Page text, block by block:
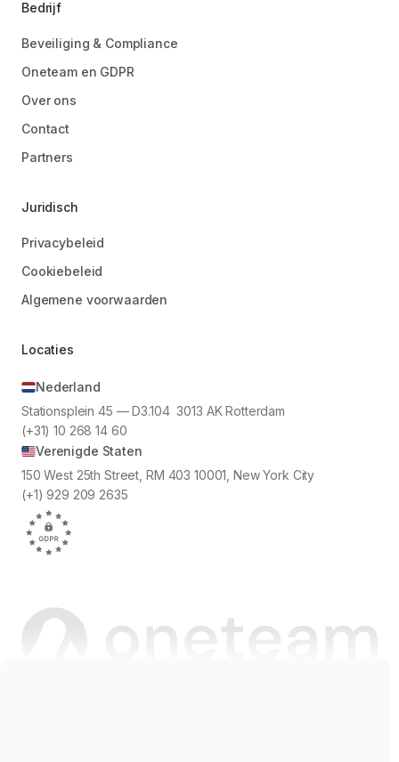
Bedrijf
Beveiliging & Compliance
Oneteam en GDPR
Over ons
Contact
Partners
Juridisch
Privacybeleid
Cookiebeleid
Algemene voorwaarden
Locaties
Nederland
Stationsplein 45 — D3.104 3013 AK Rotterdam
(+31) 10 268 14 60
Verenigde Staten
150 West 25th Street, RM 403 10001, New York City
(+1) 929 209 2635